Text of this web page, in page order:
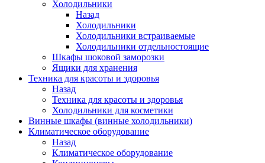
Холодильники
Назад
Холодильники
Холодильники встраиваемые
Холодильники отдельностоящие
Шкафы шоковой заморозки
Ящики для хранения
Техника для красоты и здоровья
Назад
Техника для красоты и здоровья
Холодильники для косметики
Винные шкафы (винные холодильники)
Климатическое оборудование
Назад
Климатическое оборудование